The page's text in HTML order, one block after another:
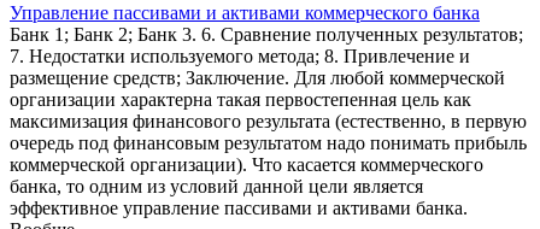
Управление пассивами и активами коммерческого банка
Банк 1; Банк 2; Банк 3. 6. Сравнение полученных результатов;
7. Недостатки используемого метода; 8. Привлечение и
размещение средств; Заключение. Для любой коммерческой
организации характерна такая первостепенная цель как
максимизация финансового результата (естественно, в первую
очередь под финансовым результатом надо понимать прибыль
коммерческой организации). Что касается коммерческого
банка, то одним из условий данной цели является
эффективное управление пассивами и активами банка.